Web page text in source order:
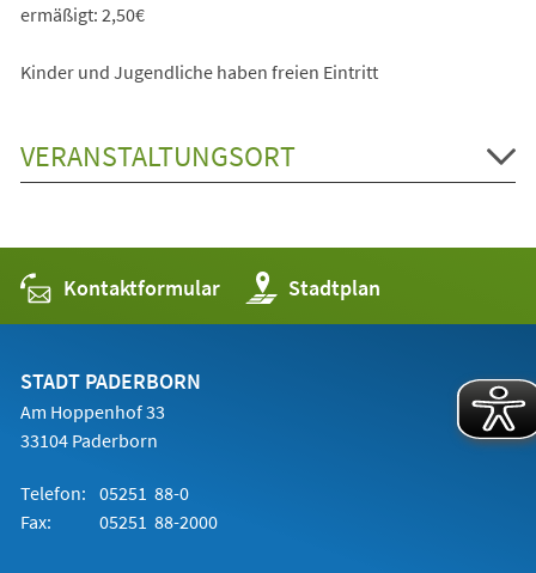
ermäßigt: 2,50€
Kinder und Jugendliche haben freien Eintritt
VERANSTALTUNGSORT
Kontaktformular Stadtplan
(Öffnet
in
einem
STADT PADERBORN
Am Hoppenhof 33
33104 Paderborn
Telefon: 05251 88-0
Fax:
05251 88-2000